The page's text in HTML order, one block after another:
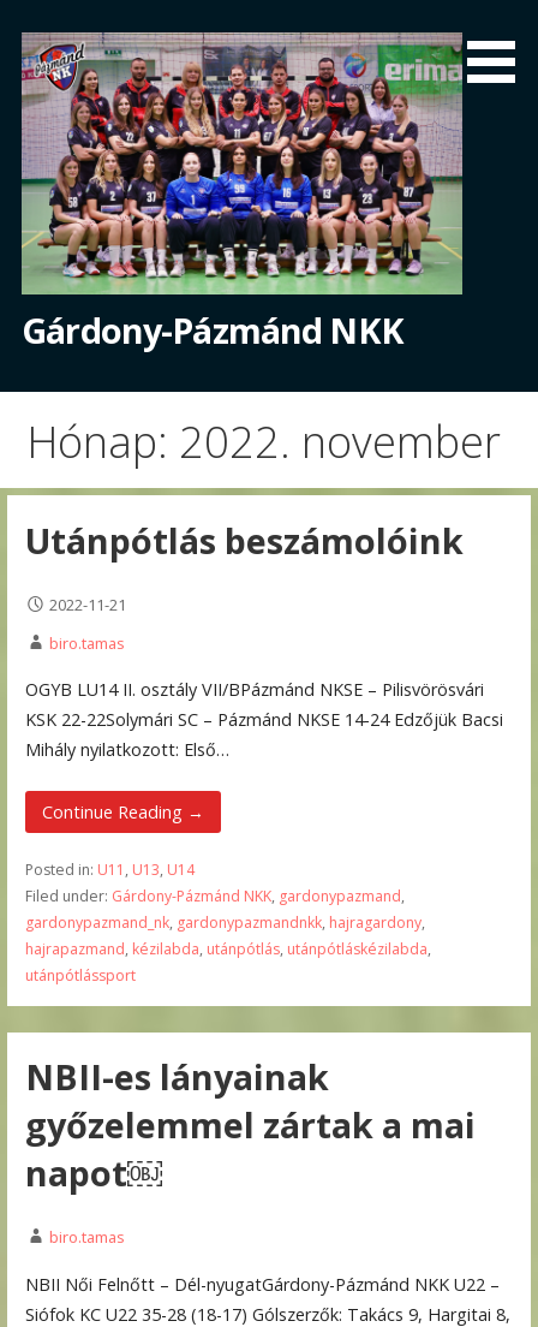
content
Gárdony-Pázmánd NKK
Hónap: 2022. november
Utánpótlás beszámolóink
2022-11-21
biro.tamas
OGYB LU14 II. osztály VII/BPázmánd NKSE – Pilisvörösvári
KSK 22-22Solymári SC – Pázmánd NKSE 14-24 Edzőjük Bacsi
Mihály nyilatkozott: Első…
Continue Reading →
Posted in: U11 , U13, U14
Filed under: Gárdony-Pázmánd NKK, gardonypazmand,
gardonypazmand_nk, gardonypazmandnkk, hajragardony,
hajrapazmand, kézilabda, utánpótlás, utánpótláskézilabda,
utánpótlássport
NBII-es lányainak
győzelemmel zártak a mai
napot￼
biro.tamas
NBII Női Felnőtt – Dél-nyugatGárdony-Pázmánd NKK U22 –
Siófok KC U22 35-28 (18-17) Gólszerzők: Takács 9, Hargitai 8,